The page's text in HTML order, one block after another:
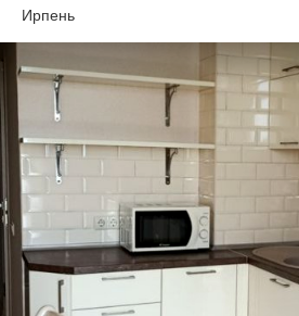
двері, усі лічильники та ввід
комфортному та безпечному комплексі з
інфраструктурою. Купуйте квартиру
житла, використовуючи зручну програму
Забудовника, або за держ програмами -
Сертифікат, Ваучери. ЦІНА 50 679$ БЕЗ
ПОКУПЦЯ! ЖК "Синергія Сіті" —
архітектурою, закритою територією,
розвиненою інфраструктурою
перегляд на зручний для вас час!
Ирпень